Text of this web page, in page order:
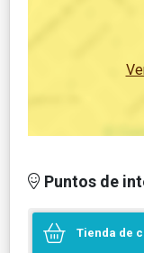
Puntos de
Tienda de